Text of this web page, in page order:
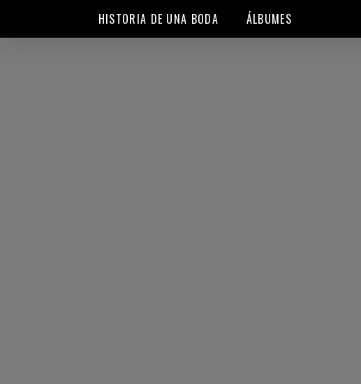
HISTORIA DE UNA BODA ÁLBUMES